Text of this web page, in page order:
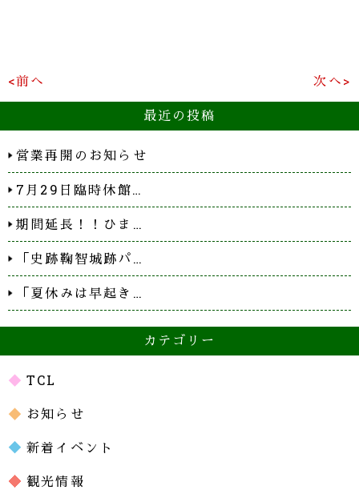
<前へ 次へ>
最近の投稿
営業再開のお知らせ
7月29日臨時休館…
期間延長！！ひま…
「史跡鞠智城跡パ…
「夏休みは早起き…
カテゴリー
TCL
お知らせ
新着イベント
観光情報